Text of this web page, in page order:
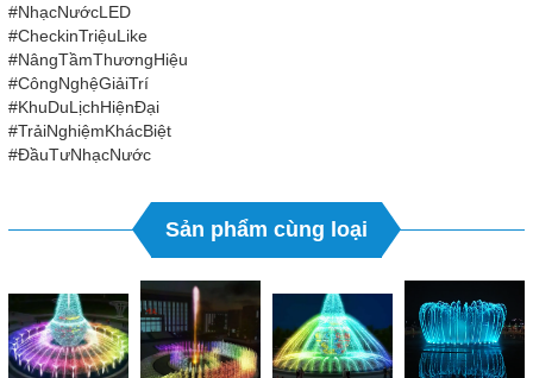
#NhạcNướcLED
#CheckinTriệuLike
#NângTầmThươngHiệu
#CôngNghệGiảiTrí
#KhuDuLịchHiệnĐại
#TrảiNghiệmKhácBiệt
#ĐầuTưNhạcNước
Sản phẩm cùng loại